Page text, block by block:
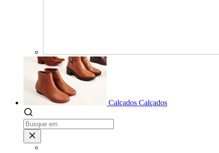
Calçados Calçados